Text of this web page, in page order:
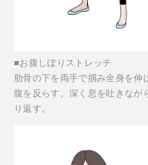
■お腹しぼりストレッチ
肋骨の下を両手で掴み全身を伸
腹を反らす。深く息を吐きなが
り返す。